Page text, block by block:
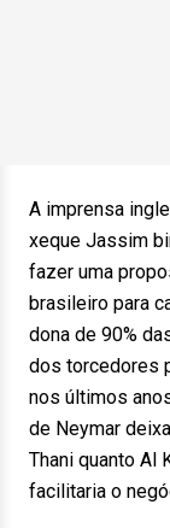
A imprensa
xeque Jassim
fazer uma
brasileiro para
dona de 90%
dos torcedores
nos últimos
de Neymar
Thani quanto Al
facilitaria o